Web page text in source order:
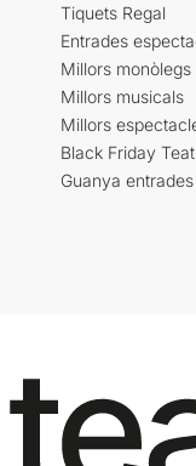
Tiquets Regal
Entrades
Millors monòlegs
Millors musicals
Millors
Black Friday
Guanya